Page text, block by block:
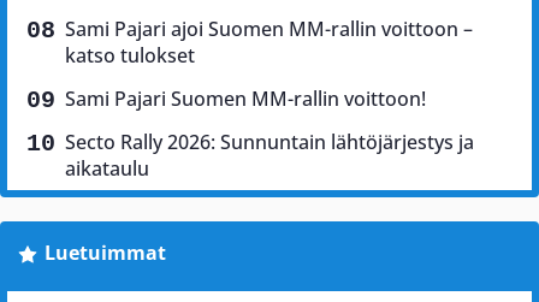
Sami Pajari ajoi Suomen MM-rallin voittoon –
katso tulokset
Sami Pajari Suomen MM-rallin voittoon!
Secto Rally 2026: Sunnuntain lähtöjärjestys ja
aikataulu
Luetuimmat